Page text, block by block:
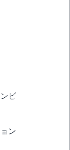
ビ
ン